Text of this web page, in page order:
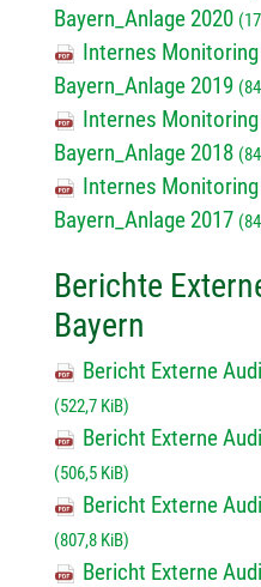
Bayern_Anlage 2020
Internes
Bayern_Anlage 2019
Internes
Bayern_Anlage 2018
Internes
Bayern_Anlage 2017
Berichte
Bayern
Bericht Externe
(522,7 KiB)
Bericht Externe
(506,5 KiB)
Bericht Externe
(807,8 KiB)
Bericht Externe